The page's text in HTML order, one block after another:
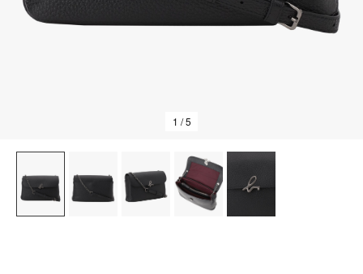
1 / 5